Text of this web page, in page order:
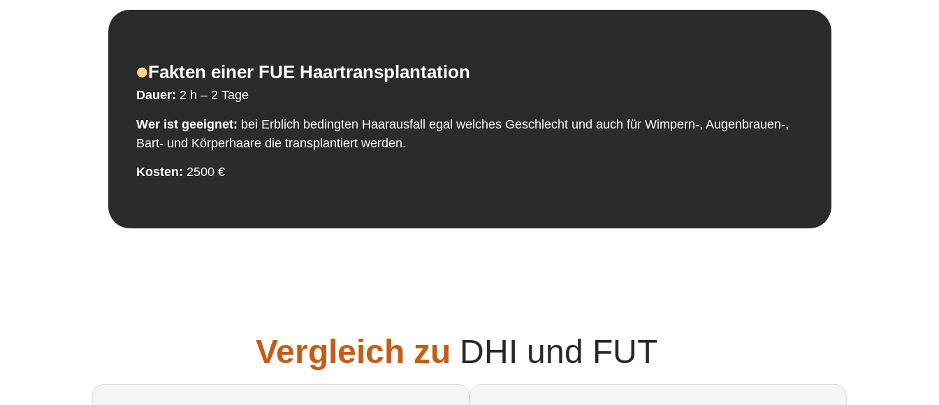
Fakten einer FUE Haartransplantation
Dauer: 2 h – 2 Tage
Wer ist geeignet: bei Erblich bedingten Haarausfall egal welches Geschlecht und auch für Wimpern-, Augenbrauen-,
Bart- und Körperhaare die transplantiert werden.
Kosten: 2500 €
Vergleich zu DHI und FUT